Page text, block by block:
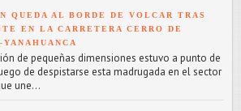
QUEDA AL BORDE DE VOLCAR TRAS
EN LA CARRETERA CERRO DE
de pequeñas dimensiones estuvo a punto de
de despistarse esta madrugada en el sector
une...